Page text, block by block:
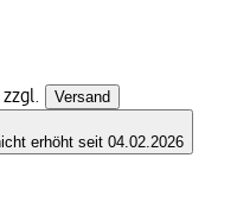
Versand
erhöht seit 04.02.2026